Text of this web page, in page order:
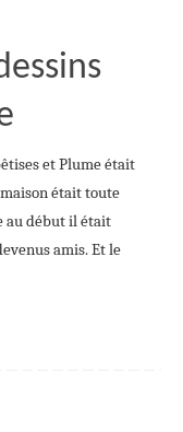
et Plume était
était toute
au début il était
amis. Et le